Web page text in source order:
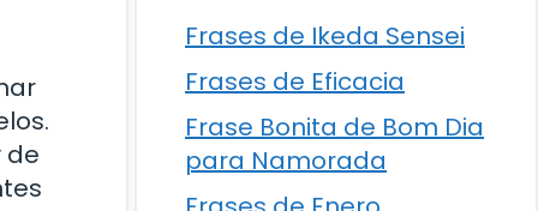
de
Frases de Ikeda Sensei
Frases de Eficacia
Frase Bonita de Bom Dia
para Namorada